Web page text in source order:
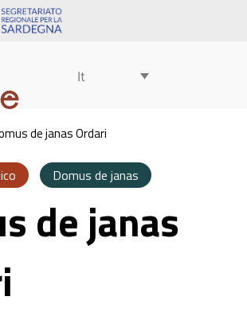
It
de janas Ordari
Domus de janas
de janas